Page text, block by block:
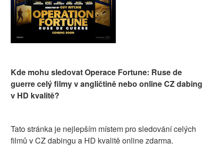
Kde mohu sledovat Operace Fortune: Ruse de
guerre celý filmy v angličtině nebo online CZ dabing
v HD kvalitě?
Tato stránka je nejlepším místem pro sledování celých
filmů v CZ dabingu a HD kvalitě online zdarma.